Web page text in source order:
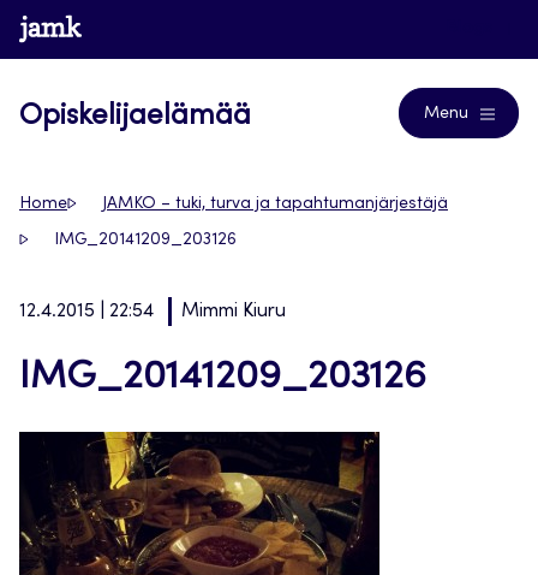
Siirry
suoraan
www.jamk.fi
Opiskelijaelämää Menu
Home JAMKO – tuki, turva ja tapahtumanjärjestäjä
IMG_20141209_203126
12.4.2015 | 22:54 Mimmi Kiuru
IMG_20141209_203126